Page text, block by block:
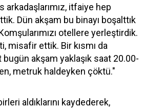
arkadaşlarımız, itfaiye hep
Dün akşam bu binayı boşalttık
otellere yerleştirdik.
misafir ettik. Bir kısmı da
bugün akşam yaklaşık saat 20.00-
metruk haldeyken çöktü."
aldıklarını kaydederek,